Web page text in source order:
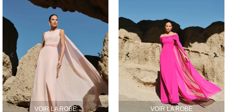
VOIR LA ROBE VOIR LA ROBE